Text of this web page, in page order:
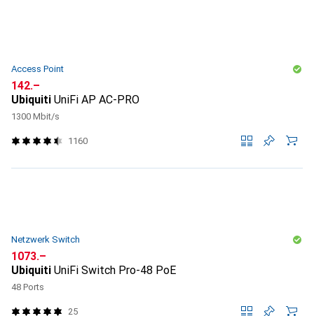
Access Point
CHF
142.–
Ubiquiti UniFi AP AC-PRO
1300 Mbit/s
1160
Netzwerk Switch
CHF
1073.–
Ubiquiti UniFi Switch Pro-48 PoE
48 Ports
25